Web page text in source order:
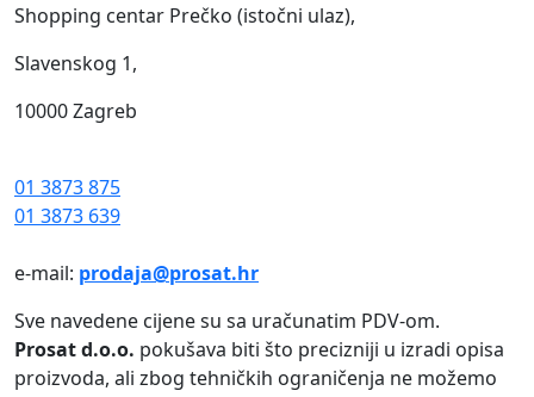
Shopping centar Prečko (istočni ulaz),
Slavenskog 1,
10000 Zagreb
01 3873 875
01 3873 639
e-mail: prodaja@prosat.hr
Sve navedene cijene su sa uračunatim PDV-om.
Prosat d.o.o. pokušava biti što precizniji u izradi opisa
proizvoda, ali zbog tehničkih ograničenja ne možemo